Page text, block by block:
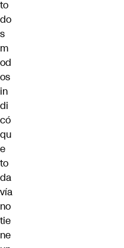
to
do
s
m
od
os
in
di
có
qu
e
to
da
vía
no
tie
ne